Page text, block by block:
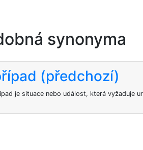
synonyma
(předchozí)
je situace nebo událost, která vyžaduje